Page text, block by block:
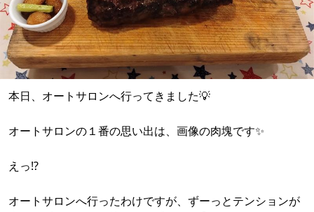
本日、オートサロンへ行ってきました💡
オートサロンの１番の思い出は、画像の肉塊です✨
えっ⁉️
オートサロンへ行ったわけですが、ずーっとテンションが